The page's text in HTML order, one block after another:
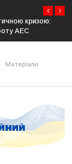
до 20
протоки
Матеріали